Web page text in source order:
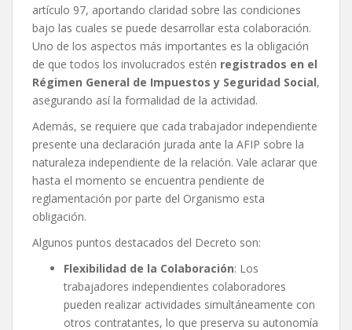
artículo 97, aportando claridad sobre las condiciones
bajo las cuales se puede desarrollar esta colaboración.
Uno de los aspectos más importantes es la obligación
de que todos los involucrados estén registrados en el
Régimen General de Impuestos y Seguridad Social,
asegurando así la formalidad de la actividad.
Además, se requiere que cada trabajador independiente
presente una declaración jurada ante la AFIP sobre la
naturaleza independiente de la relación. Vale aclarar que
hasta el momento se encuentra pendiente de
reglamentación por parte del Organismo esta
obligación.
Algunos puntos destacados del Decreto son:
Flexibilidad de la Colaboración: Los
trabajadores independientes colaboradores
pueden realizar actividades simultáneamente con
otros contratantes, lo que preserva su autonomía